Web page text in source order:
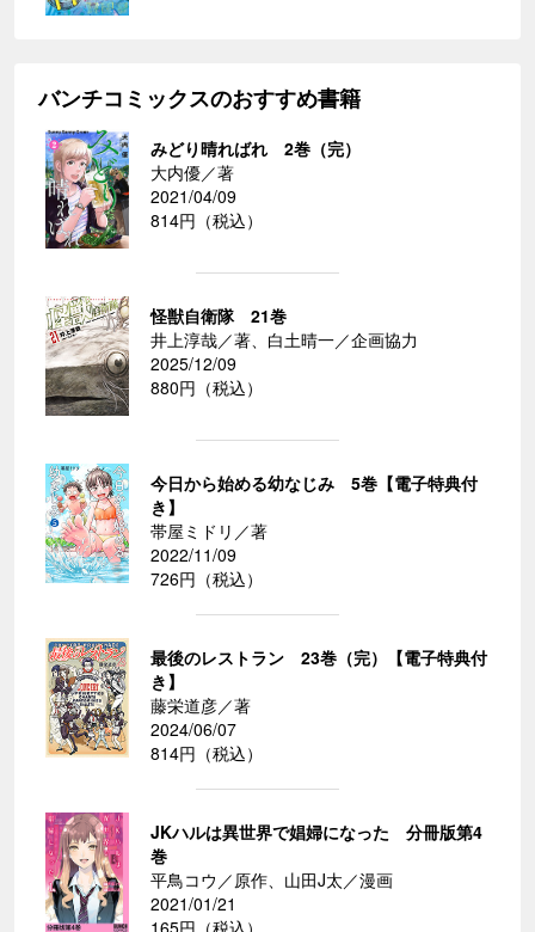
バンチコミックスのおすすめ書籍
みどり晴ればれ 2巻（完）
大内優／著
2021/04/09
814円（税込）
怪獣自衛隊 21巻
井上淳哉／著、白土晴一／企画協力
2025/12/09
880円（税込）
今日から始める幼なじみ 5巻【電子特典付
き】
帯屋ミドリ／著
2022/11/09
726円（税込）
最後のレストラン 23巻（完）【電子特典付
き】
藤栄道彦／著
2024/06/07
814円（税込）
JKハルは異世界で娼婦になった 分冊版第4
巻
平鳥コウ／原作、山田J太／漫画
2021/01/21
165円（税込）